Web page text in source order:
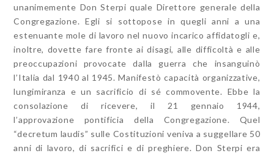
unanimemente Don Sterpi quale Direttore generale della
Congregazione. Egli si sottopose in quegli anni a una
estenuante mole di lavoro nel nuovo incarico affidatogli e,
inoltre, dovette fare fronte ai disagi, alle difficoltà e alle
preoccupazioni provocate dalla guerra che insanguinò
l’Italia dal 1940 al 1945. Manifestò capacità organizzative,
lungimiranza e un sacrificio di sé commovente. Ebbe la
consolazione di ricevere, il 21 gennaio 1944,
l’approvazione pontificia della Congregazione. Quel
“decretum laudis” sulle Costituzioni veniva a suggellare 50
anni di lavoro, di sacrifici e di preghiere. Don Sterpi era